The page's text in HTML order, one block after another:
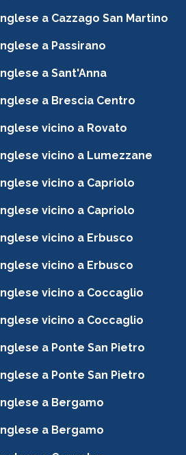
a Cazzago San Martino
a Passirano
a Sant'Anna
a Brescia Centro
vicino a Rovato
vicino a Lumezzane
vicino a Capriolo
vicino a Capriolo
vicino a Erbusco
vicino a Erbusco
vicino a Coccaglio
vicino a Coccaglio
a Ponte San Pietro
a Ponte San Pietro
a Bergamo
a Bergamo